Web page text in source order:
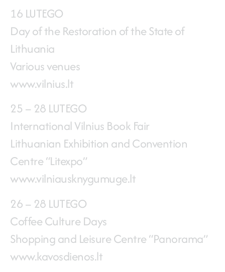
16 LUTEGO
Day of the Restoration of the State of
Lithuania
Various venues
www.vilnius.lt
25 – 28 LUTEGO
International Vilnius Book Fair
Lithuanian Exhibition and Convention
Centre “Litexpo”
www.vilniausknygumuge.lt
26 – 28 LUTEGO
Coffee Culture Days
Shopping and Leisure Centre “Panorama”
www.kavosdienos.lt